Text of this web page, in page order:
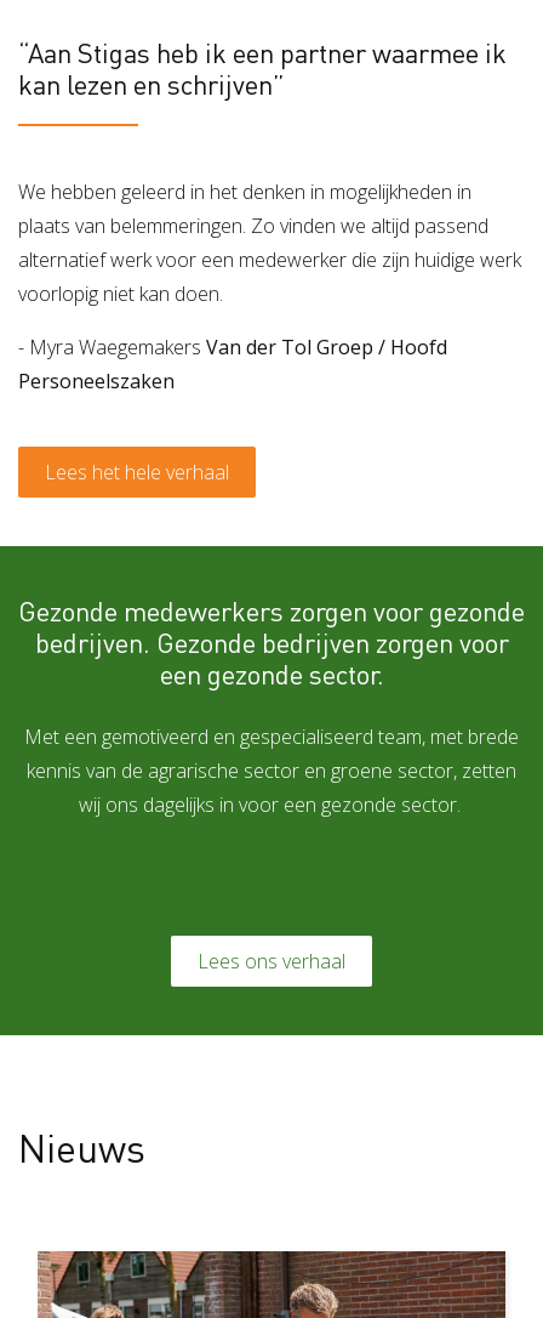
“Aan Stigas heb ik een partner waarmee ik
kan lezen en schrijven”
We hebben geleerd in het denken in mogelijkheden in
plaats van belemmeringen. Zo vinden we altijd passend
alternatief werk voor een medewerker die zijn huidige werk
voorlopig niet kan doen.
- Myra Waegemakers Van der Tol Groep / Hoofd
Personeelszaken
Lees het hele verhaal
Gezonde medewerkers zorgen voor gezonde
bedrijven. Gezonde bedrijven zorgen voor
een gezonde sector.
Met een gemotiveerd en gespecialiseerd team, met brede
kennis van de agrarische sector en groene sector, zetten
wij ons dagelijks in voor een gezonde sector.
Lees ons verhaal
Nieuws